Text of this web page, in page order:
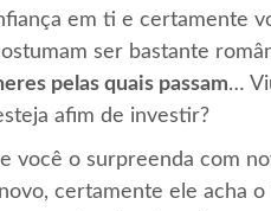
em ti e certamente
ser bastante
pelas quais passam…
afim de investir?
você o surpreenda com
certamente ele acha